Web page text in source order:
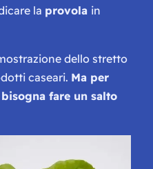
la provola in
dello stretto
caseari. Ma per
fare un salto